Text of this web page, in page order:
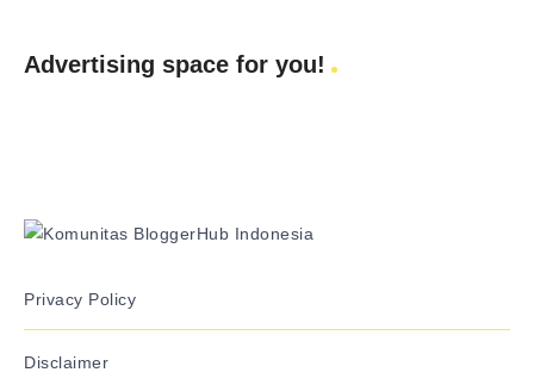
Advertising space for you!
Privacy Policy
Disclaimer